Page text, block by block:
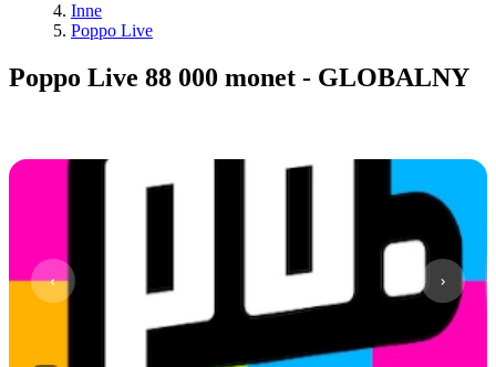
Inne
Poppo Live
Poppo Live 88 000 monet - GLOBALNY